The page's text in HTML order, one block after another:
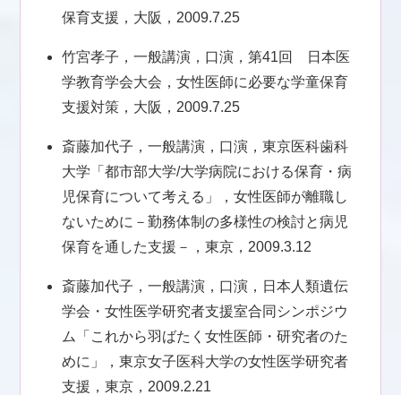
保育支援，大阪，2009.7.25
竹宮孝子，一般講演，口演，第41回 日本医
学教育学会大会，女性医師に必要な学童保育
支援対策，大阪，2009.7.25
斎藤加代子，一般講演，口演，東京医科歯科
大学「都市部大学/大学病院における保育・病
児保育について考える」，女性医師が離職し
ないために－勤務体制の多様性の検討と病児
保育を通した支援－，東京，2009.3.12
斎藤加代子，一般講演，口演，日本人類遺伝
学会・女性医学研究者支援室合同シンポジウ
ム「これから羽ばたく女性医師・研究者のた
めに」，東京女子医科大学の女性医学研究者
支援，東京，2009.2.21